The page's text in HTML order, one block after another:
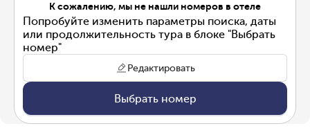
К сожалению, мы не нашли номеров в отеле
Попробуйте изменить параметры поиска, даты
или продолжительность тура в блоке "Выбрать
номер"
Редактировать
Выбрать номер